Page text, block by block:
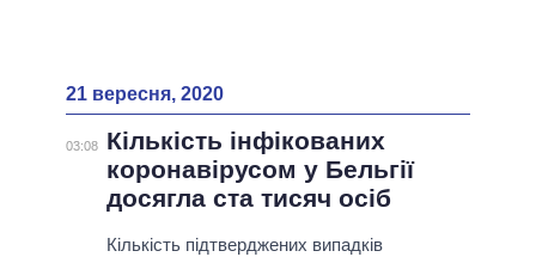
21 вересня, 2020
03:08
Кількість інфікованих
коронавірусом у Бельгії
досягла ста тисяч осіб
Кількість підтверджених випадків